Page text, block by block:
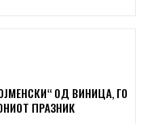
ОД ВИНИЦА, ГО
ПРАЗНИК